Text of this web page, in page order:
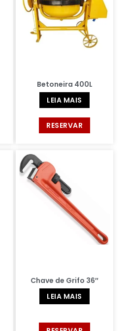
Betoneira 400L
LEIA MAIS
RESERVAR
Chave de Grifo 36″
LEIA MAIS